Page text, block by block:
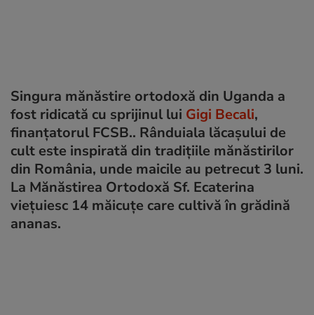
Singura mănăstire ortodoxă din Uganda a
fost ridicată cu sprijinul lui Gigi Becali,
finanțatorul FCSB.. Rânduiala lăcașului de
cult este inspirată din tradițiile mănăstirilor
din România, unde maicile au petrecut 3 luni.
La Mănăstirea Ortodoxă Sf. Ecaterina
viețuiesc 14 măicuțe care cultivă în grădină
ananas.